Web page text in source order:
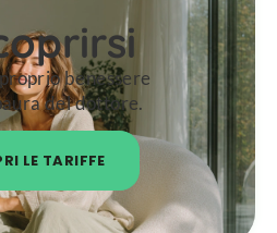
benessere
del dottore.
LE TARIFFE